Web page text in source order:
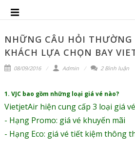
NHỮNG CÂU HỎI THƯỜNG
KHÁCH LỰA CHỌN BAY
08/09/2016 Admin 2 Bình luận
1. VJC bao gồm những loại giá vé nào?
VietjetAir hiện cung cấp 3 loại giá
- Hạng Promo: giá vé khuyến mãi
- Hạng Eco: giá vé tiết kiệm thông